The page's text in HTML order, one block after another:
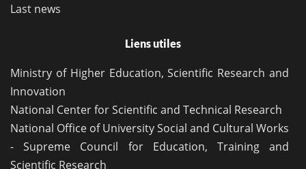
Last news
Liens utiles
Ministry of Higher Education, Scientific Research and
Innovation
National Center for Scientific and Technical Research
National Office of University Social and Cultural Works
- Supreme Council for Education, Training and
Scientific Research